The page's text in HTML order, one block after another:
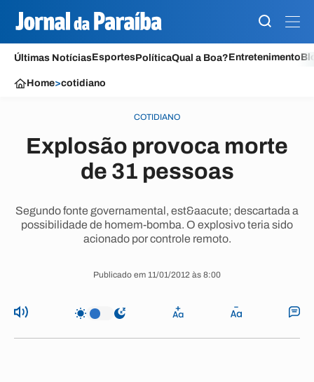
Últimas NotíciasEsportesPolíticaQual a Boa?Entretenimento
Home>cotidiano
COTIDIANO
Explosão provoca morte
de 31 pessoas
Segundo fonte governamental, est&aacute; descartada a
possibilidade de homem-bomba. O explosivo teria sido
acionado por controle remoto.
Publicado em 11/01/2012 às 8:00